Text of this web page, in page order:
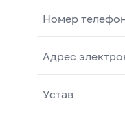
Номер
Адрес
Устав